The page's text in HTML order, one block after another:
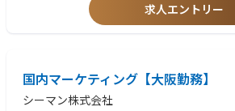
■組織について：
に、体験型ツールを充実させ、それにより製品
うにすることが当該グループの使命です。
求人エントリー
国内マーケティング【大阪勤務】
シーマン株式会社